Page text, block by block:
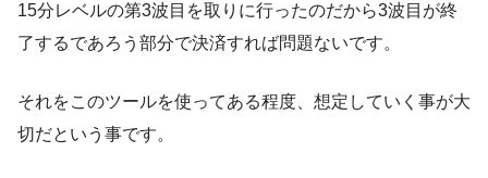
15分レベルの第3波目を取りに行ったのだから3波目が終
了するであろう部分で決済すれば問題ないです。
それをこのツールを使ってある程度、想定していく事が大
切だという事です。